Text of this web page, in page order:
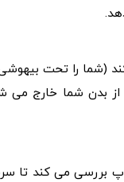
کند (شما را تحت
از بدن شما خارج
بررسی می کند تا